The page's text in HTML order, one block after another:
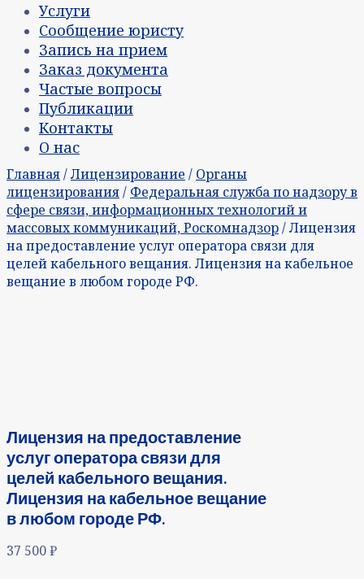
Услуги
Сообщение юристу
Запись на прием
Заказ документа
Частые вопросы
Публикации
Контакты
О нас
Главная/Лицензирование / Органы
лицензирования/ Федеральная служба по надзору в
сфере связи, информационных технологий и
массовых коммуникаций, Роскомнадзор/ Лицензия
на предоставление услуг оператора связи для
целей кабельного вещания. Лицензия на кабельное
вещание в любом городе РФ.
Лицензия на предоставление
услуг оператора связи для
целей кабельного вещания.
Лицензия на кабельное вещание
в любом городе РФ.
37 500₽